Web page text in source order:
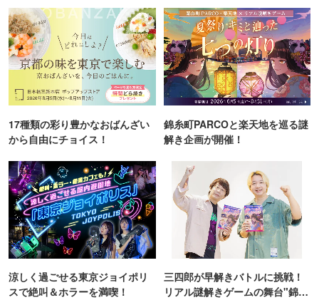
17種類の彩り豊かなおばんざい
から自由にチョイス！
錦糸町PARCOと楽天地を巡る謎
解き企画が開催！
涼しく過ごせる東京ジョイポリ
スで絶叫＆ホラーを満喫！
三四郎が早解きバトルに挑戦！
リアル謎解きゲームの舞台"錦糸